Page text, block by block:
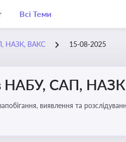
Всі Теми
НАЗК, ВАКС 15-08-2025
НАБУ, САП,
виявлення та
у державному управлінні та